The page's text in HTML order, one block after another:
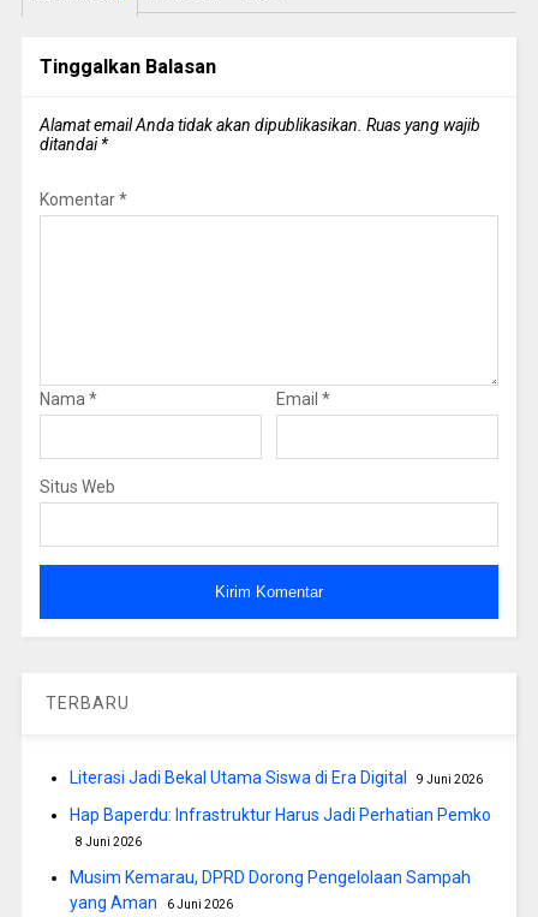
Tinggalkan Balasan
Alamat email Anda tidak akan dipublikasikan. Ruas yang wajib
ditandai*
Komentar*
Nama * Email *
Situs Web
TERBARU
Literasi Jadi Bekal Utama Siswa di Era Digital 9 Juni 2026
Hap Baperdu: Infrastruktur Harus Jadi Perhatian Pemko
8 Juni 2026
Musim Kemarau, DPRD Dorong Pengelolaan Sampah
yang Aman
6 Juni 2026